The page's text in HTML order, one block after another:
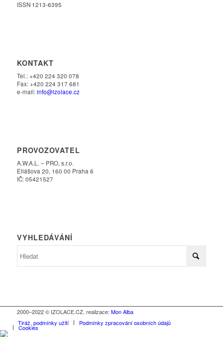
ISSN 1213-6395
KONTAKT
Tel.: +420 224 320 078
Fax: +420 224 317 681
e-mail:info@izolace.cz
PROVOZOVATEL
A.W.A.L. – PRO, s.r.o.
Eliášova 20, 160 00 Praha 6
IČ: 05421527
VYHLEDÁVÁNÍ
2000–2022 © IZOLACE.CZ, realizace: Mon Alba
Tiráž, podmínky užití
Podmínky zpracování osobních údajů
Cookies